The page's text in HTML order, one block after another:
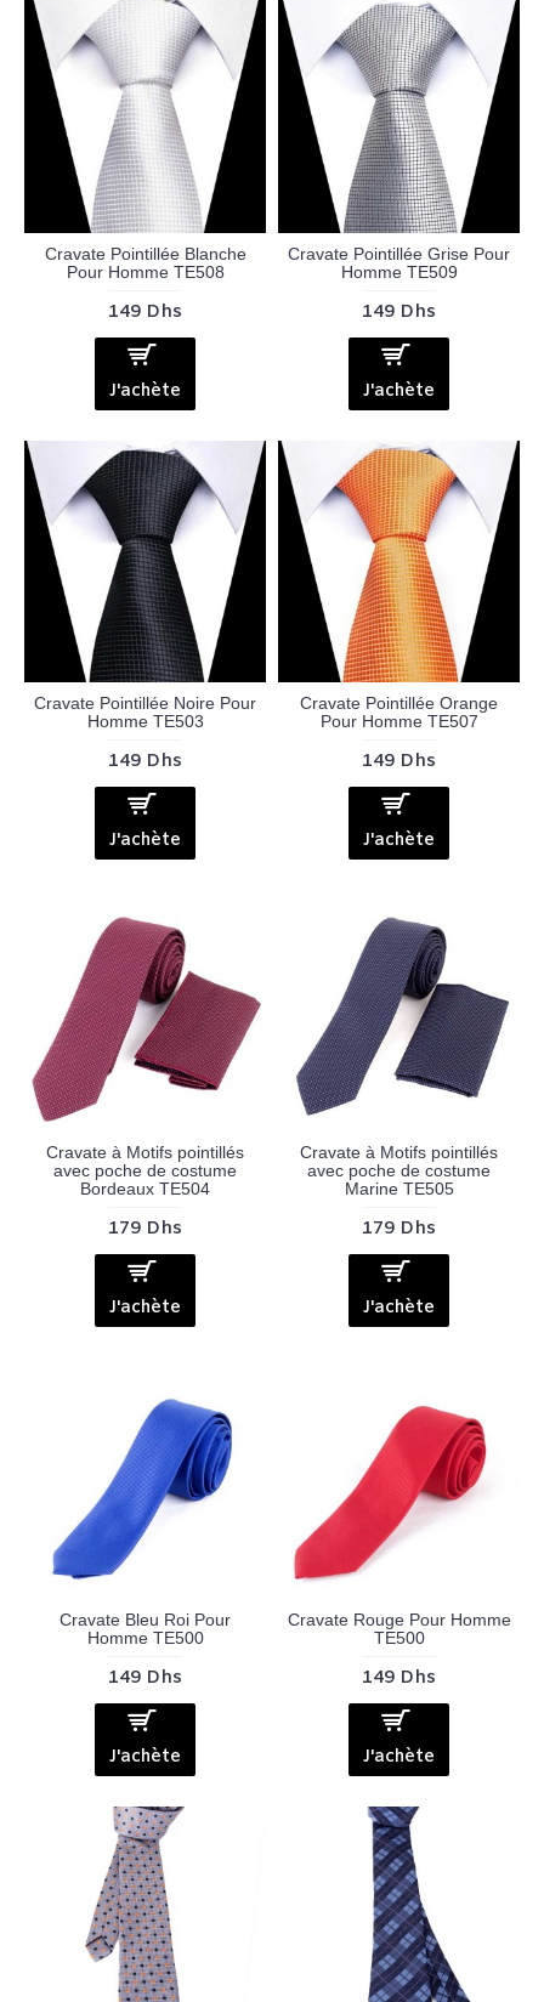
Cravate Pointillée Blanche
Pour Homme TE508
149 Dhs
J'achète
Cravate Pointillée Grise Pour
Homme TE509
149 Dhs
J'achète
Cravate Pointillée Noire Pour
Homme TE503
149 Dhs
J'achète
Cravate Pointillée Orange
Pour Homme TE507
149 Dhs
J'achète
Cravate à Motifs pointillés
avec poche de costume
Bordeaux TE504
179 Dhs
J'achète
Cravate à Motifs pointillés
avec poche de costume
Marine TE505
179 Dhs
J'achète
Cravate Bleu Roi Pour
Homme TE500
149 Dhs
J'achète
Cravate Rouge Pour Homme
TE500
149 Dhs
J'achète